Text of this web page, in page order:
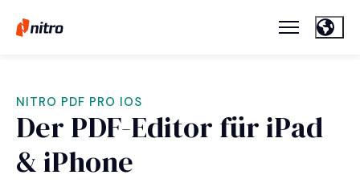
NITRO PDF PRO IOS
Der PDF-Editor für iPad
& iPhone